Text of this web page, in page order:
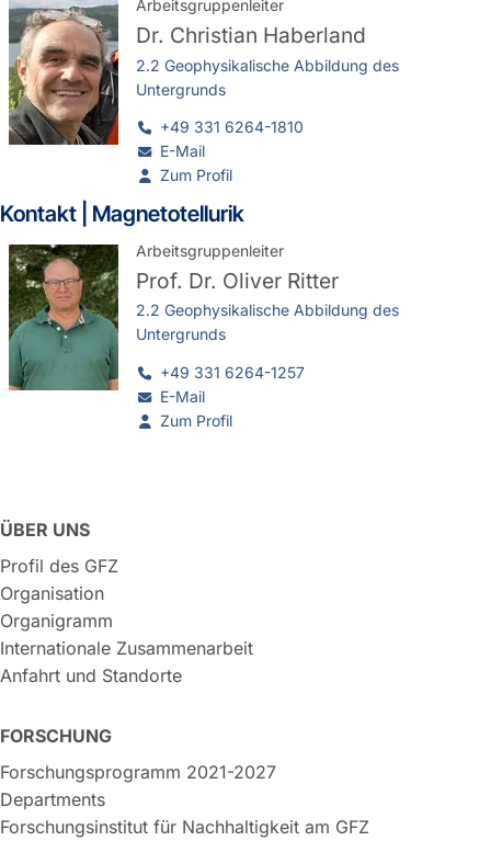
Arbeitsgruppenleiter
Dr. Christian Haberland
2.2 Geophysikalische Abbildung des
Untergrunds
+49 331 6264-1810
E-Mail
Zum Profil
Kontakt | Magnetotellurik
Arbeitsgruppenleiter
Prof. Dr. Oliver Ritter
2.2 Geophysikalische Abbildung des
Untergrunds
+49 331 6264-1257
E-Mail
Zum Profil
ÜBER UNS
Profil des GFZ
Organisation
Organigramm
Internationale Zusammenarbeit
Anfahrt und Standorte
FORSCHUNG
Forschungsprogramm 2021-2027
Departments
Forschungsinstitut für Nachhaltigkeit am GFZ